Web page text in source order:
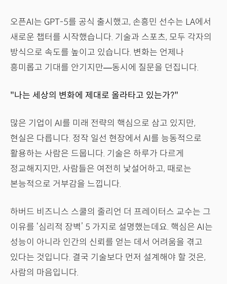
오픈AI는 GPT-5를 공식 출시했고, 손흥민 선수는 LA에서
새로운 챕터를 시작했습니다. 기술과 스포츠, 모두 각자의
방식으로 속도를 높이고 있습니다. 변화는 언제나
흥미롭고 기대를 안기지만—동시에 질문을 던집니다.
"나는 세상의 변화에 제대로 올라타고 있는가?"
많은 기업이 AI를 미래 전략의 핵심으로 삼고 있지만,
현실은 다릅니다. 정작 일선 현장에서 AI를 능동적으로
활용하는 사람은 드뭅니다. 기술은 하루가 다르게
정교해지지만, 사람들은 여전히 낯설어하고, 때로는
본능적으로 거부감을 느낍니다.
하버드 비즈니스 스쿨의 줄리언 더 프레이터스 교수는 그
이유를 ‘심리적 장벽’ 5 가지로 설명했는데요. 핵심은 AI는
성능이 아니라 인간의 신뢰를 얻는 데서 어려움을 겪고
있다는 것입니다. 결국 기술보다 먼저 설계해야 할 것은,
사람의 마음입니다.